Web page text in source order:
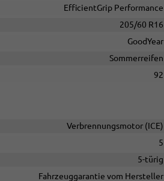
EfficientGrip Performance
205/60 R16
GoodYear
Sommerreifen
92
Verbrennungsmotor (ICE)
5
5-türig
Fahrzeuggarantie vom Hersteller